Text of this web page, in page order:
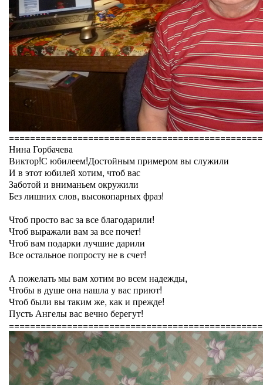
Нина Горбачева
Виктор!С юбилеем!Достойным примером вы служили
И в этот юбилей хотим, чтоб вас
Заботой и вниманьем окружили
Без лишних слов, высокопарных фраз!
Чтоб просто вас за все благодарили!
Чтоб выражали вам за все почет!
Чтоб вам подарки лучшие дарили
Все остальное попросту не в счет!
А пожелать мы вам хотим во всем надежды,
Чтобы в душе она нашла у вас приют!
Чтоб были вы таким же, как и прежде!
Пусть Ангелы вас вечно берегут!